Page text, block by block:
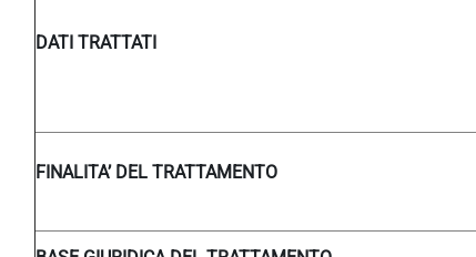
DATI TRATTATI
FINALITA’ DEL TRATTAMENTO